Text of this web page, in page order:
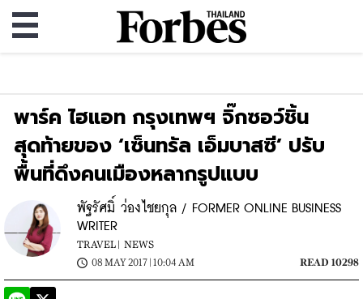
พาร์ค ไฮแอท กรุงเทพฯ จิ๊กซอว์ชิ้น
สุดท้ายของ ‘เซ็นทรัล เอ็มบาสซี’ ปรับ
พื้นที่ดึงคนเมืองหลากรูปแบบ
พัฐรัศมิ์ ว่องไชยกุล / FORMER ONLINE BUSINESS
WRITER
TRAVEL |
NEWS
08 MAY 2017 | 10:04 AM
READ 10298